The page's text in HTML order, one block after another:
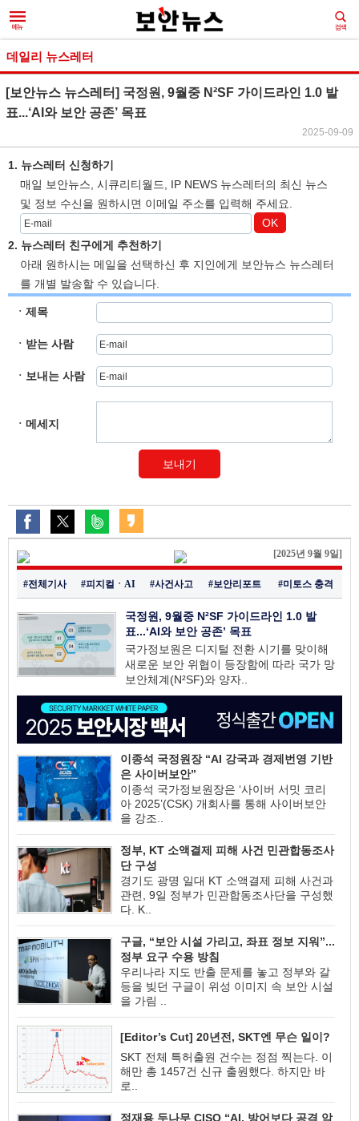
데일리 뉴스레터
[보안뉴스 뉴스레터] 국정원, 9월중 N²SF 가이드라인 1.0 발
표...‘AI와 보안 공존’ 목표
2025-09-09
1. 뉴스레터 신청하기
매일 보안뉴스, 시큐리티월드, IP NEWS 뉴스레터의 최신 뉴스
및 정보 수신을 원하시면 이메일 주소를 입력해 주세요.
OK
2. 뉴스레터 친구에게 추천하기
아래 원하시는 메일을 선택하신 후 지인에게 보안뉴스 뉴스레터
를 개별 발송할 수 있습니다.
ㆍ제목
ㆍ받는 사람
ㆍ보내는 사람
ㆍ메세지
보내기
[2025년 9월 9일]
#전체기사 #피지컬ㆍAI #사건사고 #보안리포트 #미토스 충격
국정원, 9월중 N²SF 가이드라인 1.0 발
표...‘AI와 보안 공존’ 목표
국가정보원은 디지털 전환 시기를 맞이해
새로운 보안 위협이 등장함에 따라 국가 망
보안체계(N²SF)와 양자..
이종석 국정원장 “AI 강국과 경제번영 기반
은 사이버보안”
이종석 국가정보원장은 ‘사이버 서밋 코리
아 2025’(CSK) 개회사를 통해 사이버보안
을 강조..
정부, KT 소액결제 피해 사건 민관합동조사
단 구성
경기도 광명 일대 KT 소액결제 피해 사건과
관련, 9일 정부가 민관합동조사단을 구성했
다. K..
구글, “보안 시설 가리고, 좌표 정보 지워”...
정부 요구 수용 방침
우리나라 지도 반출 문제를 놓고 정부와 갈
등을 빚던 구글이 위성 이미지 속 보안 시설
을 가림 ..
[Editor’s Cut] 20년전, SKT엔 무슨 일이?
SKT 전체 특허출원 건수는 정점 찍는다. 이
해만 총 1457건 신규 출원했다. 하지만 바
로..
정재용 두나무 CISO “AI, 방어보다 공격 악